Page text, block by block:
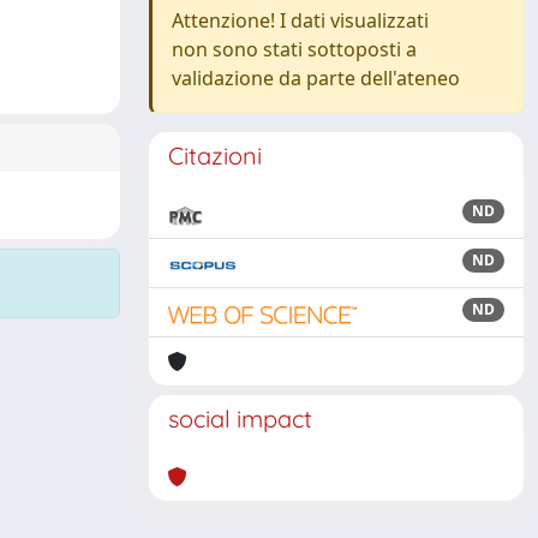
Attenzione! I dati visualizzati
non sono stati sottoposti a
validazione da parte dell'ateneo
Citazioni
ND
ND
ND
social impact